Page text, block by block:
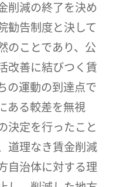
削減の終了を決め
勧告制度と決して
のことであり、公
改善に結びつく賃
の運動の到達点で
ある較差を無視
決定を行ったこと
道理なき賃金削減
自治体に対する理